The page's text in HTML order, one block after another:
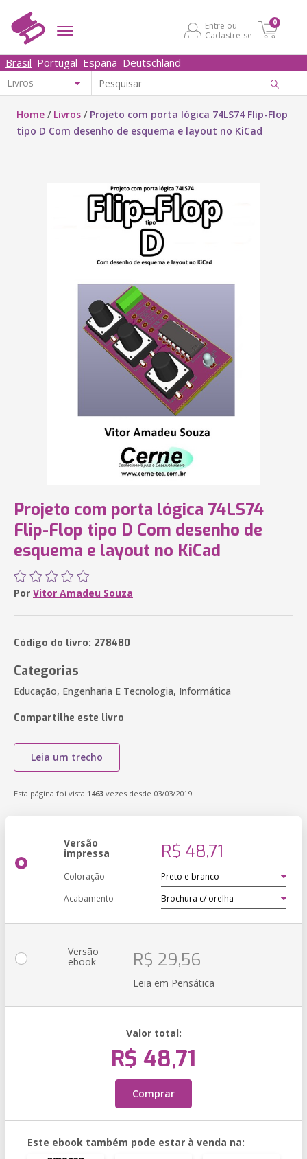
Entre ou
Cadastre-se
0
Brasil Portugal España Deutschland
Home / Livros / Projeto com porta lógica 74LS74 Flip-Flop
tipo D Com desenho de esquema e layout no KiCad
Projeto com porta lógica 74LS74
Flip-Flop tipo D Com desenho de
esquema e layout no KiCad
Por Vitor Amadeu Souza
Código do livro: 278480
Categorias
Educação, Engenharia E Tecnologia, Informática
Compartilhe este livro
Leia um trecho
Esta página foi vista 1463 vezes desde 03/03/2019
Versão
impressa R$ 48,71
Coloração
Acabamento
Versão
ebook R$ 29,56
Leia em Pensática
Valor total:
R$ 48,71
Comprar
Este ebook também pode estar à venda na: